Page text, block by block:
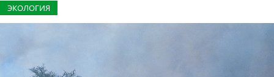
ЭКОЛОГИЯ